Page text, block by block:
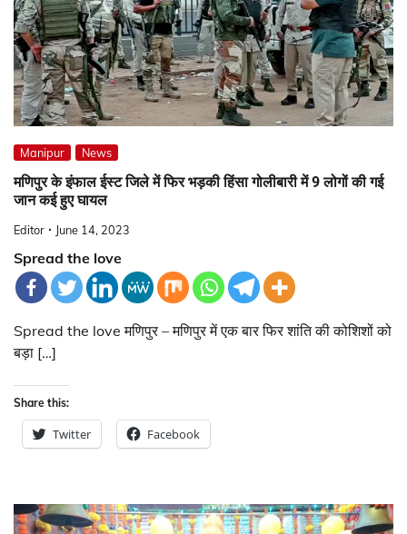
Manipur News
मणिपुर के इंफाल ईस्ट जिले में फिर भड़की हिंसा गोलीबारी में 9 लोगों की गई
जान कई हुए घायल
Editor June 14, 2023
Spread the love
Spread the love मणिपुर – मणिपुर में एक बार फिर शांति की कोशिशों को
बड़ा […]
Share this:
Twitter Facebook